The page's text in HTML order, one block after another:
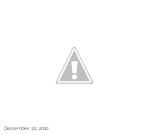
Dezember 22, 2010